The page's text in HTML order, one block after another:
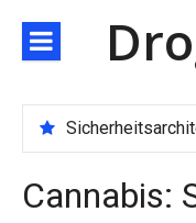
zum
Inhalt
Cannabis: